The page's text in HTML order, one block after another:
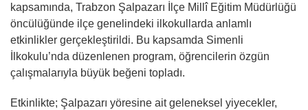
kapsamında, Trabzon Şalpazarı İlçe Millî Eğitim Müdürlüğü
öncülüğünde ilçe genelindeki ilkokullarda anlamlı
etkinlikler gerçekleştirildi. Bu kapsamda Simenli
İlkokulu’nda düzenlenen program, öğrencilerin özgün
çalışmalarıyla büyük beğeni topladı.
Etkinlikte; Şalpazarı yöresine ait geleneksel yiyecekler,